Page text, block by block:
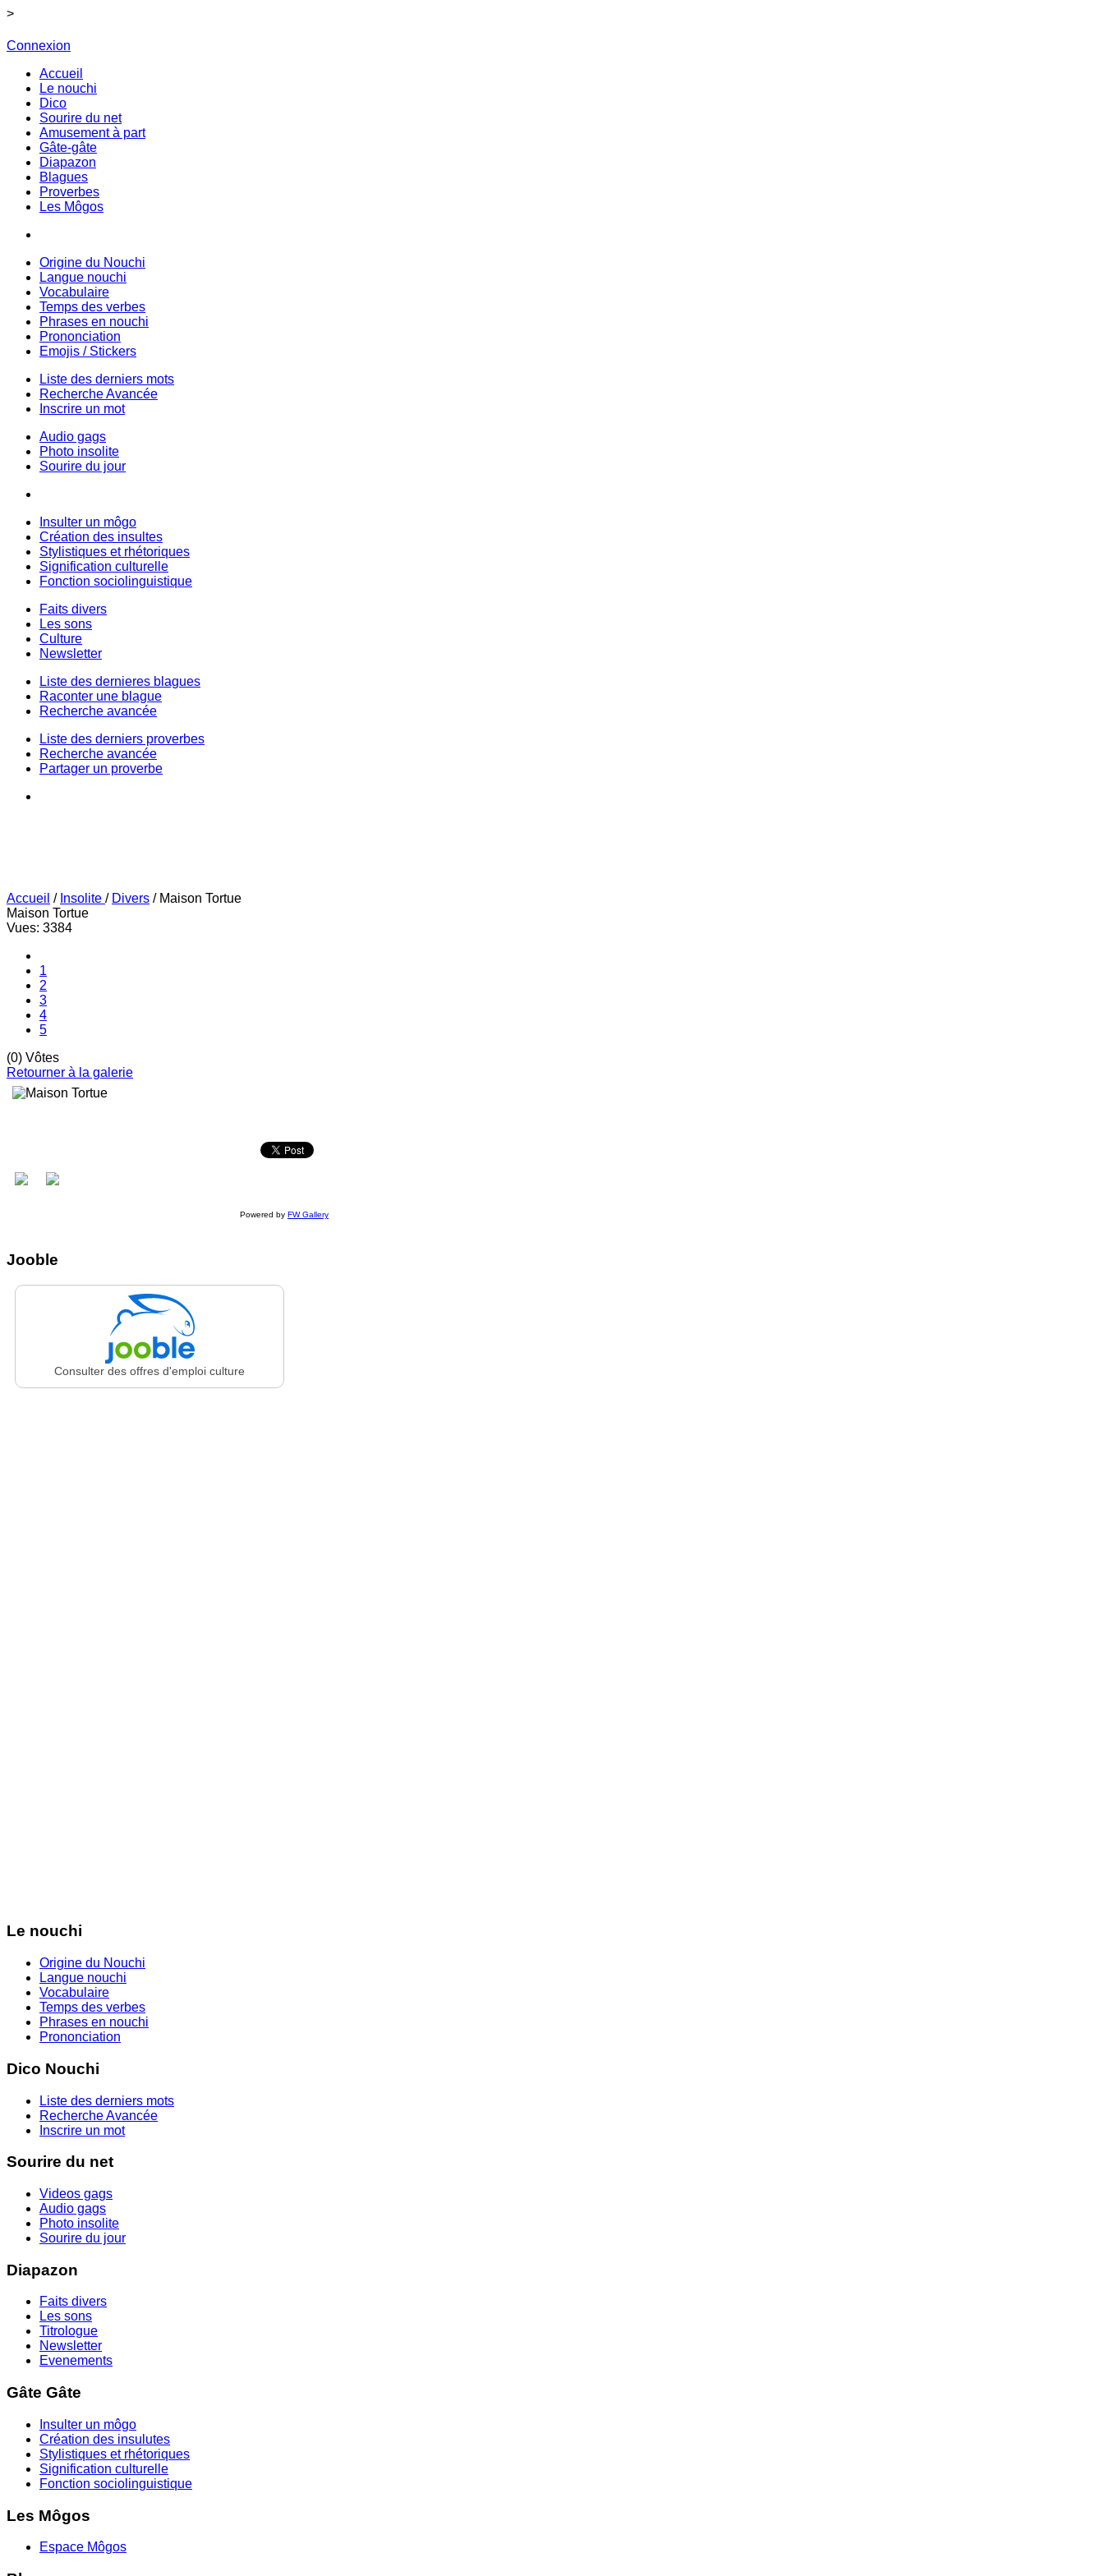
>
Connexion
Accueil
Le nouchi
Dico
Sourire du net
Amusement à part
Gâte-gâte
Diapazon
Blagues
Proverbes
Les Môgos
Origine du Nouchi
Langue nouchi
Vocabulaire
Temps des verbes
Phrases en nouchi
Prononciation
Emojis / Stickers
Liste des derniers mots
Recherche Avancée
Inscrire un mot
Audio gags
Photo insolite
Sourire du jour
Insulter un môgo
Création des insultes
Stylistiques et rhétoriques
Signification culturelle
Fonction sociolinguistique
Faits divers
Les sons
Culture
Newsletter
Liste des dernieres blagues
Raconter une blague
Recherche avancée
Liste des derniers proverbes
Recherche avancée
Partager un proverbe
Accueil / Insolite / Divers / Maison Tortue
Maison Tortue
Vues: 3384
1
2
3
4
5
(0) Vôtes
Retourner à la galerie
Powered by FW Gallery
Jooble
Consulter des offres d'emploi culture
Le nouchi
Origine du Nouchi
Langue nouchi
Vocabulaire
Temps des verbes
Phrases en nouchi
Prononciation
Dico Nouchi
Liste des derniers mots
Recherche Avancée
Inscrire un mot
Sourire du net
Videos gags
Audio gags
Photo insolite
Sourire du jour
Diapazon
Faits divers
Les sons
Titrologue
Newsletter
Evenements
Gâte Gâte
Insulter un môgo
Création des insulutes
Stylistiques et rhétoriques
Signification culturelle
Fonction sociolinguistique
Les Môgos
Espace Môgos